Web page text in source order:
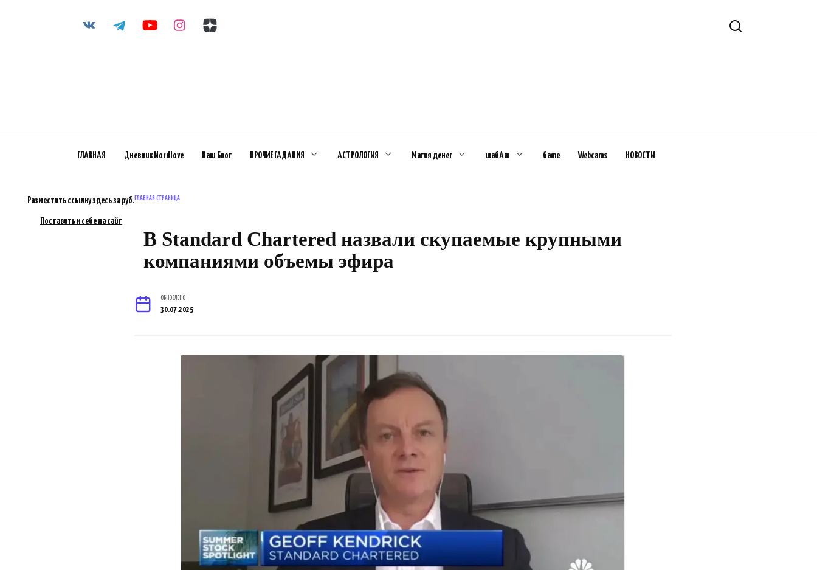
ГЛАВНАЯ Дневник Nordlove Наш Блог ПРОЧИЕ ГАДАНИЯ АСТРОЛОГИЯ Магия денег шабАш Game Webcams НОВОСТИ
ГЛАВНАЯ СТРАНИЦА
В Standard Chartered назвали скупаемые крупными
компаниями объемы эфира
ОБНОВЛЕНО
30.07.2025
Разместить ссылку здесь за руб.
Поставить к себе на сайт